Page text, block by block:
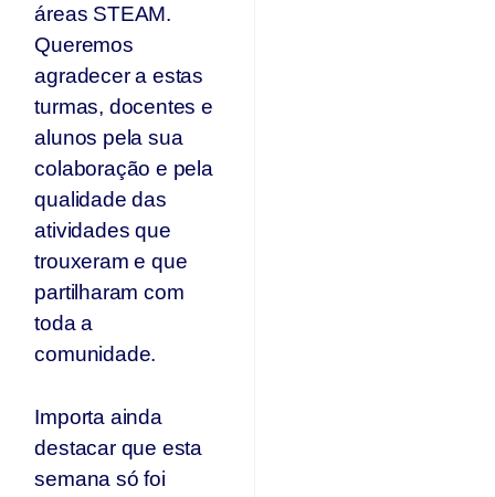
áreas STEAM.
Queremos
agradecer a estas
turmas, docentes e
alunos pela sua
colaboração e pela
qualidade das
atividades que
trouxeram e que
partilharam com
toda a
comunidade.
Importa ainda
destacar que esta
semana só foi